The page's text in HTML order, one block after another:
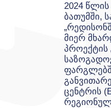
2024
ბათუმში,
მიერ
პროექტის
ცენტრის